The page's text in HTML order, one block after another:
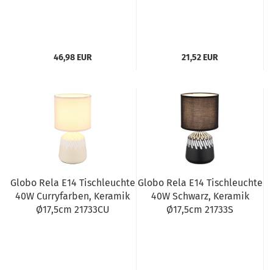
46,98 EUR 21,52 EUR
Globo Rela E14 Tischleuchte
40W Curryfarben, Keramik
Ø17,5cm 21733CU
Globo Rela E14 Tischleuchte
40W Schwarz, Keramik
Ø17,5cm 21733S